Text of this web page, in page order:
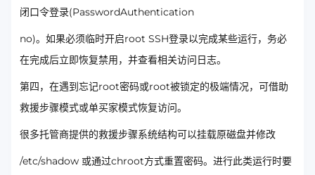
闭口令登录(PasswordAuthentication
no)。如果必须临时开启root SSH登录以完成某些运行，务必
在完成后立即恢复禁用，并查看相关访问日志。
第四，在遇到忘记root密码或root被锁定的极端情况，可借助
救援步骤模式或单买家模式恢复访问。
很多托管商提供的救援步骤系统结构可以挂载原磁盘并修改
/etc/shadow 或通过chroot方式重置密码。进行此类运行时要